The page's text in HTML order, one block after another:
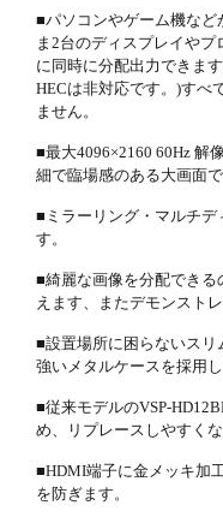
■パソコンやゲーム機など
ま2台のディスプレイや
に同時に分配出力できま
HECは非対応です。)すべ
ません。
■最大4096×2160 60Hz 解
細で臨場感のある大画面
■ミラーリング・マルチ
す。
■綺麗な画像を分配でき
えます、またデモンスト
■設置場所に困らないスリ
強いメタルケースを採用し
■従来モデルのVSP-
め、リプレースしやすくな
■HDMI端子に金メッキ加
を防ぎます。